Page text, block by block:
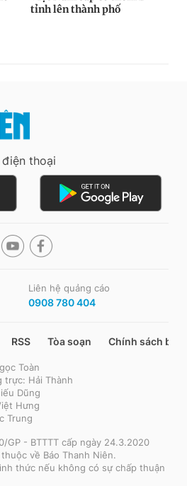
thoại
Liên hệ quảng cáo
0908 780 404
RSS Tòa soạn Chính sách bảo
Toàn
trực: Hải Thành
Dũng
Hưng
Trung
GP - BTTTT cấp ngày 24.3.2020
về Báo Thanh Niên.
thức nếu không có sự chấp thuận